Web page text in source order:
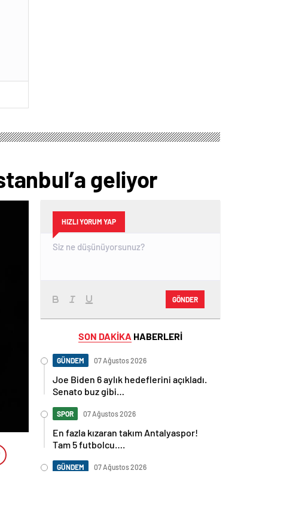
geliyor
HIZLI YORUM YAP
GÖNDER
SON DAKİKA HABERLERİ
GÜNDEM 07 Ağustos 2026
Joe Biden 6 aylık hedeflerini açıkladı.
Senato buz gibi…
SPOR 07 Ağustos 2026
En fazla kızaran takım Antalyaspor!
Tam 5 futbolcu….
GÜNDEM 07 Ağustos 2026